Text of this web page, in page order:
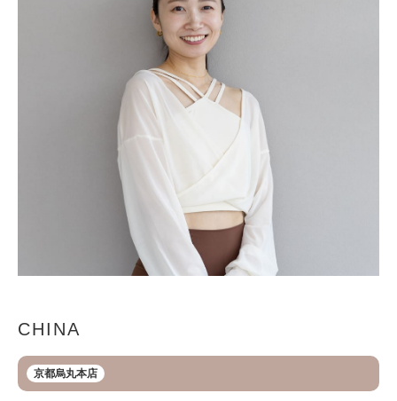
CHINA
京都烏丸本店